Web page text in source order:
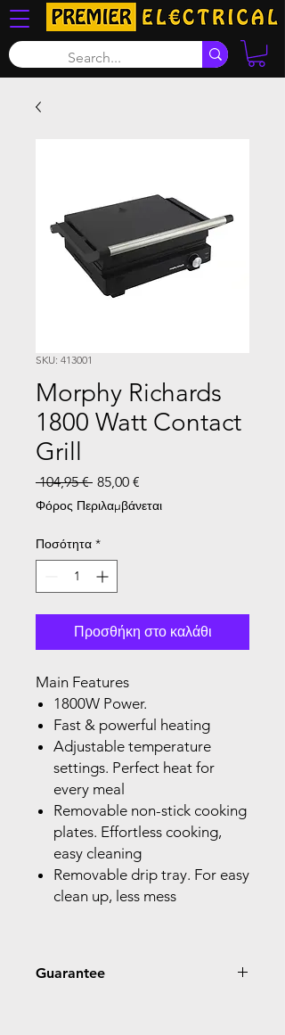
SKU: 413001
Morphy Richards
1800 Watt Contact
Grill
104,95 € Κανονική τιμή
85,00 €
Φόρος Περιλαμβάνεται
Ποσότητα *
Προσθήκη στο καλάθι
Main Features
1800W Power.
Fast & powerful heating
Adjustable temperature
settings. Perfect heat for
every meal
Removable non-stick cooking
plates. Effortless cooking,
easy cleaning
Removable drip tray. For easy
clean up, less mess
Guarantee